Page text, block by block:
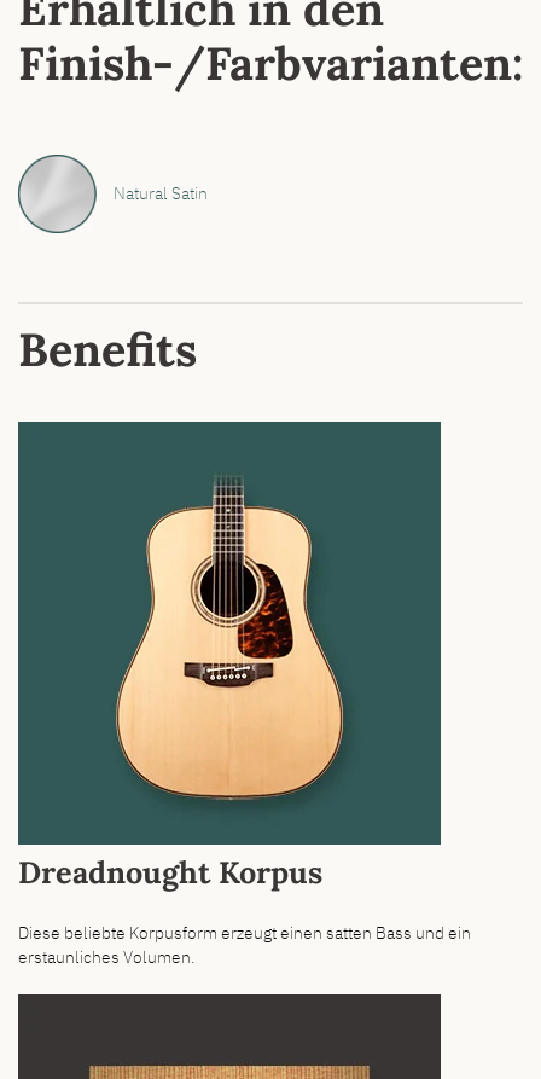
Finish-/Farbvarianten:
Natural Satin
Benefits
Dreadnought Korpus
Diese beliebte Korpusform erzeugt einen satten Bass und ein
erstaunliches Volumen.